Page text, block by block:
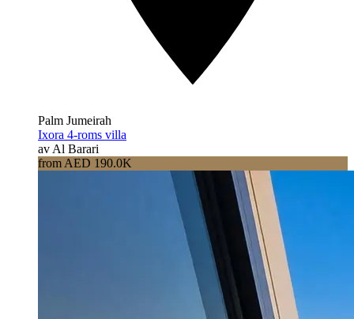
Palm Jumeirah
Ixora 4-roms villa
av Al Barari
from AED 190.0K